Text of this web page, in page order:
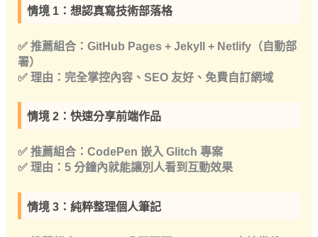
情境 1：想認真寫技術部落格
✅推薦組合：GitHub Pages + Jekyll + Netlify（自動部
署）
✅理由 ：完全掌控內容、SEO 友好、免費自訂網域
情境 2：快速分享前端作品
✅推薦組合：CodePen 嵌入 Glitch 專案
✅理由 ：5 分鐘內就能讓別人看到互動效果
情境 3：純粹整理個人筆記